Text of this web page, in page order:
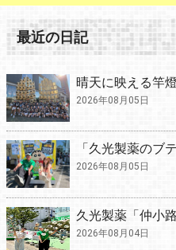
最近の日記
晴天に映える竿
2026年08月05日
「久光製薬のブ
2026年08月05日
久光製薬「仲小
2026年08月04日